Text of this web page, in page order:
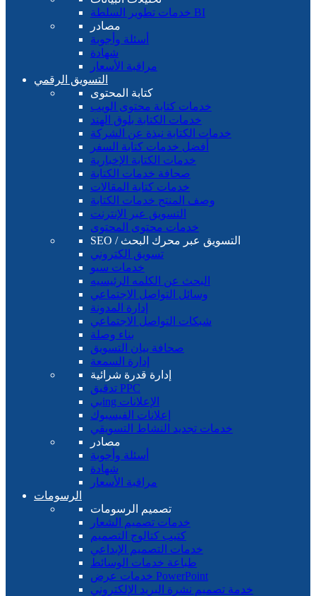
خدمات تطوير السلطة BI
مصادر
أسئلة وأجوبة
شهادة
مراقبة الأسعار
التسويق الرقمي
كتابة المحتوى
خدمات كتابة محتوى الويب
خدمات الكتابة بلوق الهند
خدمات الكتابة نبذة عن الشركة
أفضل خدمات كتابة السفر
خدمات الكتابة الإخبارية
صحافة خدمات الكتابة
خدمات كتابة المقالات
وصف المنتج خدمات الكتابة
التسويق عبر الإنترنت
خدمات محتوى المحتوى
SEO / التسويق عبر محرك البحث
تسويق الكتروني
خدمات سيو
البحث عن الكلمه الرئيسيه
وسائل التواصل الاجتماعي
إدارة المدونة
شبكات التواصل الاجتماعي
بناء وصلة
صحافة بيان التسويق
إدارة السمعة
إدارة قدرة شرائية
تدقيق PPC
بيing الإعلانات
إعلانات الفيسبوك
خدمات تجديد النشاط التسويقي
مصادر
أسئلة وأجوبة
شهادة
مراقبة الأسعار
الرسومات
تصميم الرسومات
خدمات تصميم الشعار
كتيب كتالوج التصميم
خدمات التصميم الإبداعي
طباعة خدمات الوسائط
خدمات عرض PowerPoint
خدمة تصميم نشرة البريد الإلكتروني